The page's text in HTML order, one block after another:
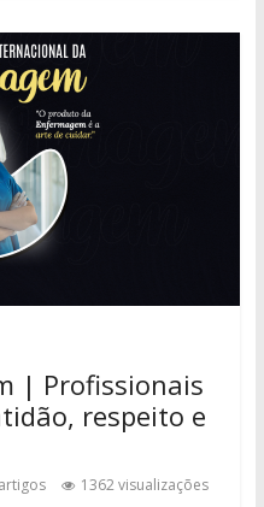
| Profissionais
respeito e
1362 visualizações